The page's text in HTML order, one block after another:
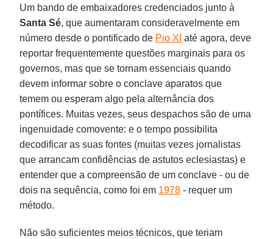
Um bando de embaixadores credenciados junto à
Santa Sé, que aumentaram consideravelmente em
número desde o pontificado de Pio XI até agora, deve
reportar frequentemente questões marginais para os
governos, mas que se tornam essenciais quando
devem informar sobre o conclave aparatos que
temem ou esperam algo pela alternância dos
pontífices. Muitas vezes, seus despachos são de uma
ingenuidade comovente: e o tempo possibilita
decodificar as suas fontes (muitas vezes jornalistas
que arrancam confidências de astutos eclesiastas) e
entender que a compreensão de um conclave - ou de
dois na sequência, como foi em 1978 - requer um
método.
Não são suficientes meios técnicos, que teriam